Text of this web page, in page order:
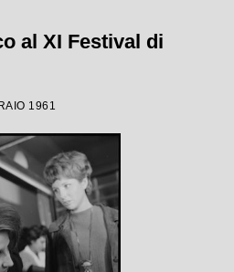
al XI Festival di
1961